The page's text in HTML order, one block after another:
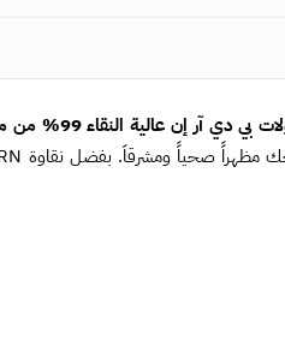
بي دي آر إن عالية النقاء 99% من ميديكيوب